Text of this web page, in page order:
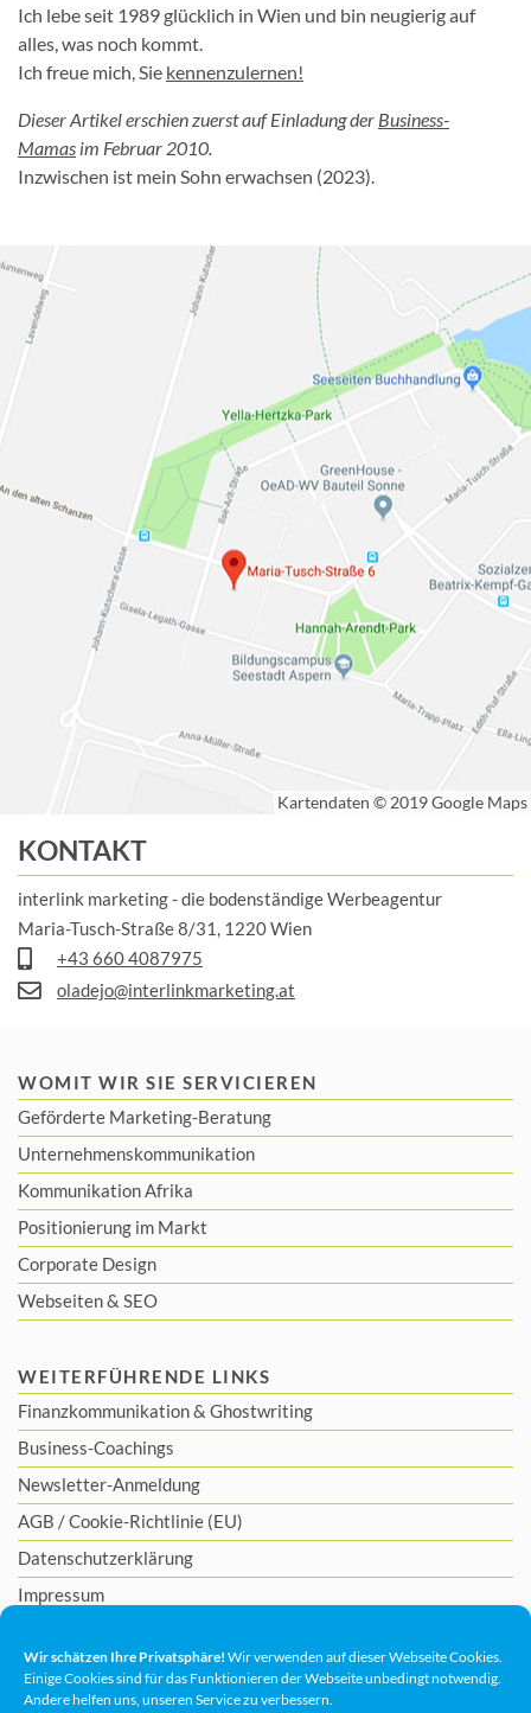
Wir schätzen Ihre Privatsphäre! Wir verwenden auf dieser Webseite Cookies.
Einige Cookies sind für das Funktionieren der Webseite unbedingt notwendig.
Andere helfen uns, unseren Service zu verbessern.
Ich lebe seit 1989 glücklich in Wien und bin neugierig auf
alles, was noch kommt.
Ich freue mich, Sie kennenzulernen!
Dieser Artikel erschien zuerst auf Einladung der Business-
Mamas im Februar 2010.
Inzwischen ist mein Sohn erwachsen (2023).
KONTAKT
interlink marketing - die bodenständige Werbeagentur
Maria-Tusch-Straße 8/31, 1220 Wien
+43 660 4087975
oladejo@interlinkmarketing.at
WOMIT WIR SIE SERVICIEREN
Geförderte Marketing-Beratung
Unternehmenskommunikation
Kommunikation Afrika
Positionierung im Markt
Corporate Design
Webseiten & SEO
WEITERFÜHRENDE LINKS
Finanzkommunikation& Ghostwriting
Business-Coachings
Newsletter-Anmeldung
AGB /Cookie-Richtlinie (EU)
Datenschutzerklärung
Impressum